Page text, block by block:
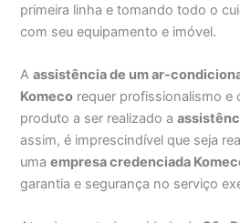
primeira linha e tomando todo o
com seu equipamento e imóvel.
Aassistência de um ar-
Komeco requer profissionalismo e
produto a ser realizado a
assim, é imprescindível que seja
umaempresa credenciada
garantia e segurança no serviço